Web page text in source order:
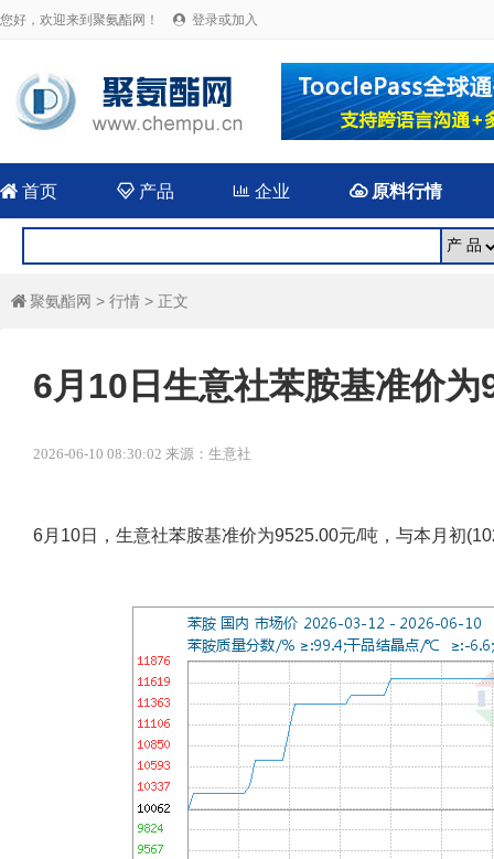
您好，欢迎来到聚氨酯网！  登录或加入
 首页 产品  企业 原料行情
 聚氨酯网 > 行情 > 正文
6月10日生意社苯胺基准价
2026-06-10 08:30:02 来源：生意社
6月10日，生意社苯胺基准价为9525.00元/吨，与本月初